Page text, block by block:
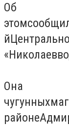
Об
этом
й
«
Она
чугунных
районе